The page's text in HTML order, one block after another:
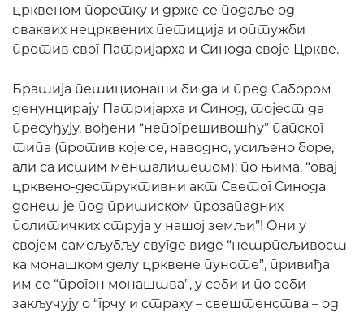
црквеном поретку и држе се подаље од
оваквих нецрквених петиција и оптужби
против свог Патријарха и Синода своје Цркве.
Братија петиционаши би да и пред Сабором
денунцирају Патријарха и Синод, тојест да
пресуђују, вођени “непогрешивошћу” папског
типа (против које се, наводно, усиљено боре,
али са истим менталитетом): по њима, “овај
црквено-деструктивни акт Светог Синода
донет је под притиском прозападних
политичких струја у нашој земљи”! Они у
својем самољубљу свугде виде “нетрпељивост
ка монашком делу црквене пуноте”, привиђа
им се “прогон монаштва”, у себи и по себи
закључују о “грчу и страху – свештенства – од